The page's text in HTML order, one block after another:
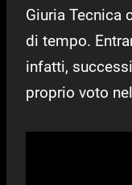
Giuria Tecnica
di tempo.
infatti,
proprio voto